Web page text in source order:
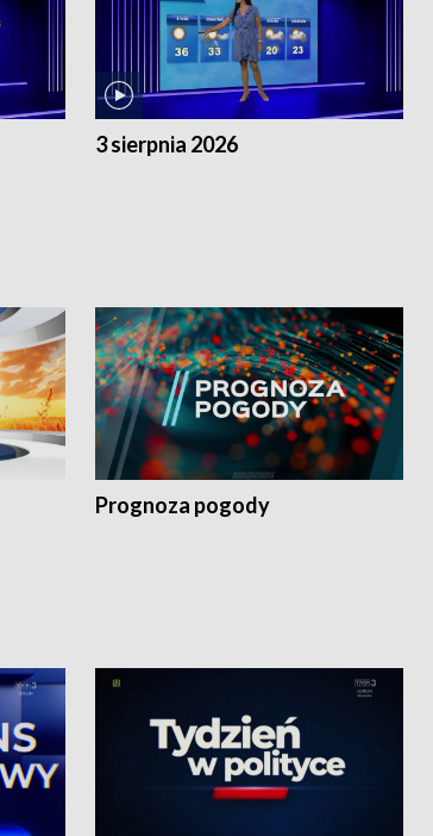
3 sierpnia 2026
Prognoza pogody